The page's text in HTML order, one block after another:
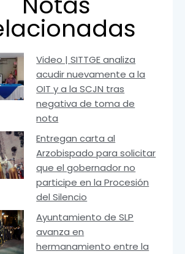
Video | SITTGE analiza
acudir nuevamente a la
OIT y a la SCJN tras
negativa de toma de
nota
Entregan carta al
Arzobispado para solicitar
que el gobernador no
participe en la Procesión
del Silencio
Ayuntamiento de SLP
avanza en
hermanamiento entre la